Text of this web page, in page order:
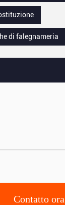
Contatto ora
di falegnameria